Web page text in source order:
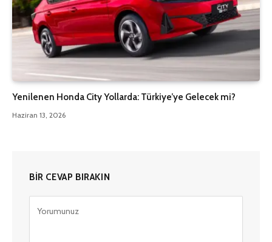
Yenilenen Honda City Yollarda: Türkiye’ye Gelecek mi?
Haziran 13, 2026
BIR CEVAP BIRAKIN